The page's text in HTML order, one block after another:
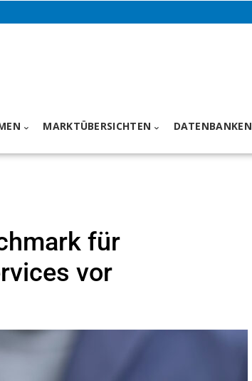
MARKTÜBERSICHTEN DATENBANKEN
für
vor